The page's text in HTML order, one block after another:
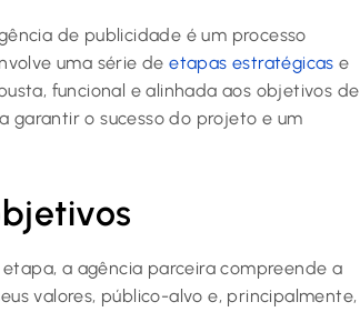
de publicidade é um processo
uma série deetapas estratégicas e
funcional e alinhada aos objetivos de
garantir o sucesso do projeto e um
a agência parceira compreende a
valores, público-alvo e, principalmente,